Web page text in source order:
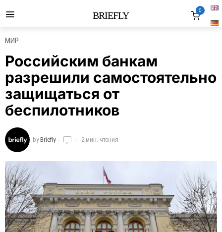
BRIEFLY 0
МИР
Российским банкам
разрешили самостоятельно
защищаться от
беспилотников
byBriefly 2 мин. чтения